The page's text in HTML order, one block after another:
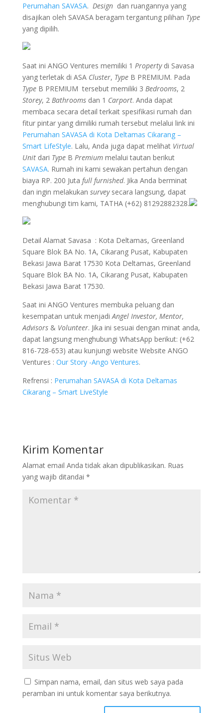
Perumahan SAVASA. Design dan ruangannya yang
disajikan oleh SAVASA beragam tergantung pilihan Type
yang dipilih.
Saat ini ANGO Ventures memiliki 1 Propertydi Savasa
yang terletak di ASA Cluster, TypeB PREMIUM. Pada
TypeB PREMIUM tersebut memiliki 3 Bedrooms, 2
Storey, 2 Bathroomsdan 1 Carport. Anda dapat
membaca secara detail terkait spesifikasi rumah dan
fitur pintar yang dimiliki rumah tersebut melalui link ini
Perumahan SAVASA di Kota Deltamas Cikarang –
Smart LifeStyle. Lalu, Anda juga dapat melihat Virtual
Unit dari TypeB Premium melalui tautan berikut
SAVASA. Rumah ini kami sewakan pertahun dengan
biaya RP. 200 Juta full furnished. Jika Anda berminat
dan ingin melakukan surveysecara langsung, dapat
menghubungi tim kami, TATHA (+62) 81292882328.
Detail Alamat Savasa : Kota Deltamas, Greenland
Square Blok BA No. 1A, Cikarang Pusat, Kabupaten
Bekasi Jawa Barat 17530 Kota Deltamas, Greenland
Square Blok BA No. 1A, Cikarang Pusat, Kabupaten
Bekasi Jawa Barat 17530.
Saat ini ANGO Ventures membuka peluang dan
kesempatan untuk menjadi Angel Investor, Mentor,
Advisors& Volunteer. Jika ini sesuai dengan minat anda,
dapat langsung menghubungi WhatsApp berikut: (+62
816-728-653) atau kunjungi website Website ANGO
Ventures : Our Story -Ango Ventures.
Refrensi : Perumahan SAVASA di Kota Deltamas
Cikarang – Smart LiveStyle
Kirim Komentar
Alamat email Anda tidak akan dipublikasikan. Ruas
yang wajib ditandai *
Simpan nama, email, dan situs web saya pada
peramban ini untuk komentar saya berikutnya.